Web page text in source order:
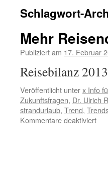
springen
Schlagwort-
Mehr
Publiziert am 17. Februar
Reisebilanz
Veröffentlicht unterx Info
Zukunftsfragen, Dr. Ulrich
strandurlaub, Trend,
Kommentare deaktiviertfür